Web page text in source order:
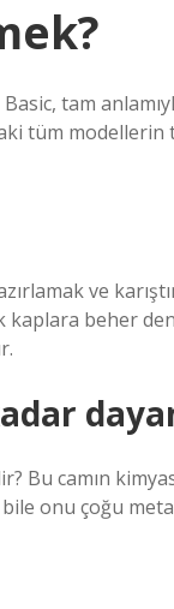
tam
tüm
ve
beher
Bu camın
bile onu çoğu